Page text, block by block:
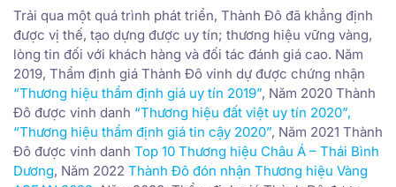
Trải qua một quá trình phát triển, Thành Đô đã khẳng định
được vị thế, tạo dựng được uy tín; thương hiệu vững vàng,
lòng tin đối với khách hàng và đối tác đánh giá cao. Năm
2019, Thẩm định giá Thành Đô vinh dự được chứng nhận
“Thương hiệu thẩm định giá uy tín 2019”, Năm 2020 Thành
Đô được vinh danh “Thương hiệu đất việt uy tín 2020”,
“Thương hiệu thẩm định giá tin cậy 2020”, Năm 2021 Thành
Đô được vinh danh Top 10 Thương hiệu Châu Á – Thái Bình
Dương, Năm 2022 Thành Đô đón nhận Thương hiệu Vàng